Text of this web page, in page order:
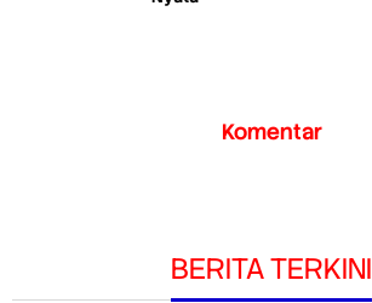
Komentar
BERITA TERKINI